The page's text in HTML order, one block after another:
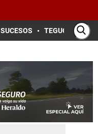
SUCESOS TEGUCIGALPA